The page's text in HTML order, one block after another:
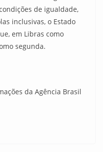
de igualdade,
inclusivas, o Estado
em Libras como
segunda.
da Agência Brasil